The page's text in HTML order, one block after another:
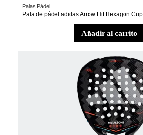
Palas Pádel
Pala de pádel adidas Arrow Hit Hexagon Cup
añadir al carrito